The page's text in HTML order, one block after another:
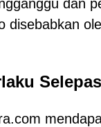
dan
disebabkan